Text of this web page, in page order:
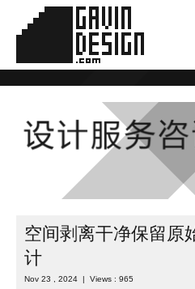
空间剥离干净保留原
计
Nov 23 , 2024 | Views : 965